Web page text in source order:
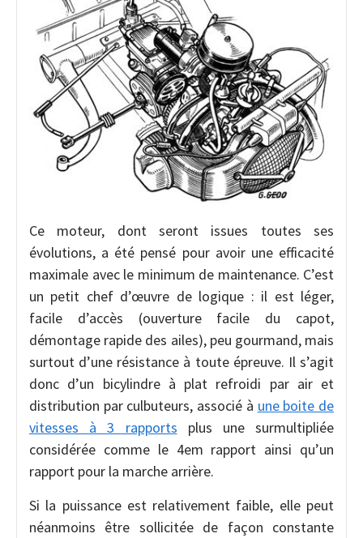
Ce moteur, dont seront issues toutes ses
évolutions, a été pensé pour avoir une efficacité
maximale avec le minimum de maintenance. C’est
un petit chef d’œuvre de logique : il est léger,
facile d’accès (ouverture facile du capot,
démontage rapide des ailes), peu gourmand, mais
surtout d’une résistance à toute épreuve. Il s’agit
donc d’un bicylindre à plat refroidi par air et
distribution par culbuteurs, associé à une boite de
vitesses à 3 rapports plus une surmultipliée
considérée comme le 4em rapport ainsi qu’un
rapport pour la marche arrière.
Si la puissance est relativement faible, elle peut
néanmoins être sollicitée de façon constante